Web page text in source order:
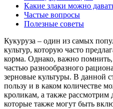
Какие злаки можно
Частые вопросы
Полезные советы
Кукуруза – один из самых
культур, которую часто
корма. Однако, важно
частью разнообразного
зерновые культуры. В данной
пользу и в каком количестве
кроликам, а также рассмотрим
которые также могут быть